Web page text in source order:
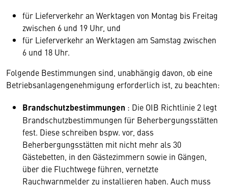
für Lieferverkehr an Werktagen von Montag bis Freitag
zwischen 6 und 19 Uhr, und
für Lieferverkehr an Werktagen am Samstag zwischen
6 und 18 Uhr.
Folgende Bestimmungen sind, unabhängig davon, ob eine
Betriebsanlagengenehmigung erforderlich ist, zu beachten:
Brandschutzbestimmungen : Die OIB Richtlinie 2 legt
Brandschutzbestimmungen für Beherbergungsstätten
fest. Diese schreiben bspw. vor, dass
Beherbergungsstätten mit nicht mehr als 30
Gästebetten, in den Gästezimmern sowie in Gängen,
über die Fluchtwege führen, vernetzte
Rauchwarnmelder zu installieren haben. Auch muss